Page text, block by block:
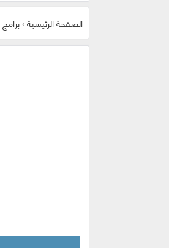
الصفحة الرئيسية›برامج